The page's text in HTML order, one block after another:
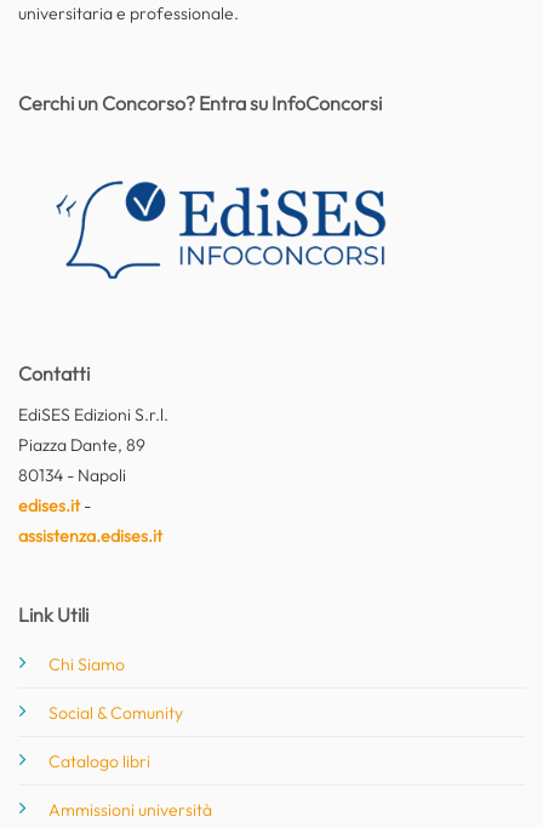
universitaria e professionale.
Contatti
EdiSES Edizioni S.r.l.
Piazza Dante, 89
80134 - Napoli
edises.it-
assistenza.edises.it
Link Utili
Chi Siamo
Social & Comunity
Catalogo libri
Ammissioni università
Cerchi un Concorso? Entra su InfoConcorsi